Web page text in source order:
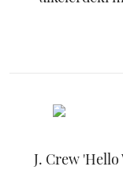
J. Crew 'Hello